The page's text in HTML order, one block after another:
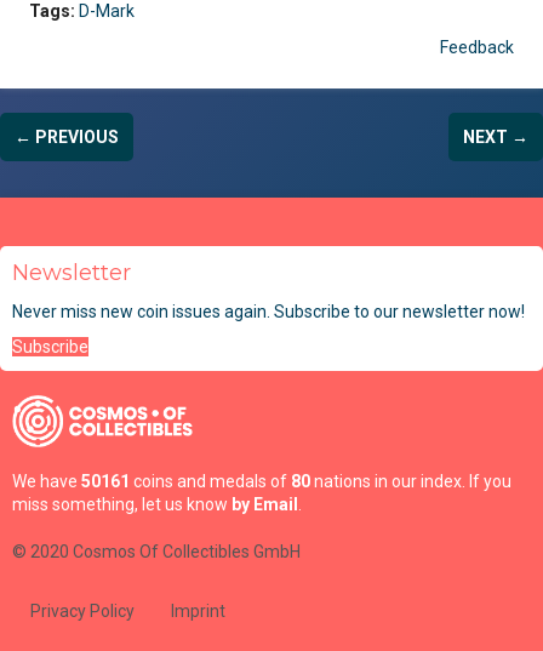
Tags: D-Mark
Feedback
← PREVIOUS NEXT →
Newsletter
Never miss new coin issues again. Subscribe to our newsletter now!
Subscribe
We have 50161 coins and medals of 80nations in our index. If you
miss something, let us know by Email
© 2020 Cosmos Of Collectibles GmbH
Privacy Policy Imprint